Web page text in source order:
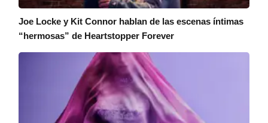
Joe Locke y Kit Connor hablan de las escenas íntimas
“hermosas” de Heartstopper Forever